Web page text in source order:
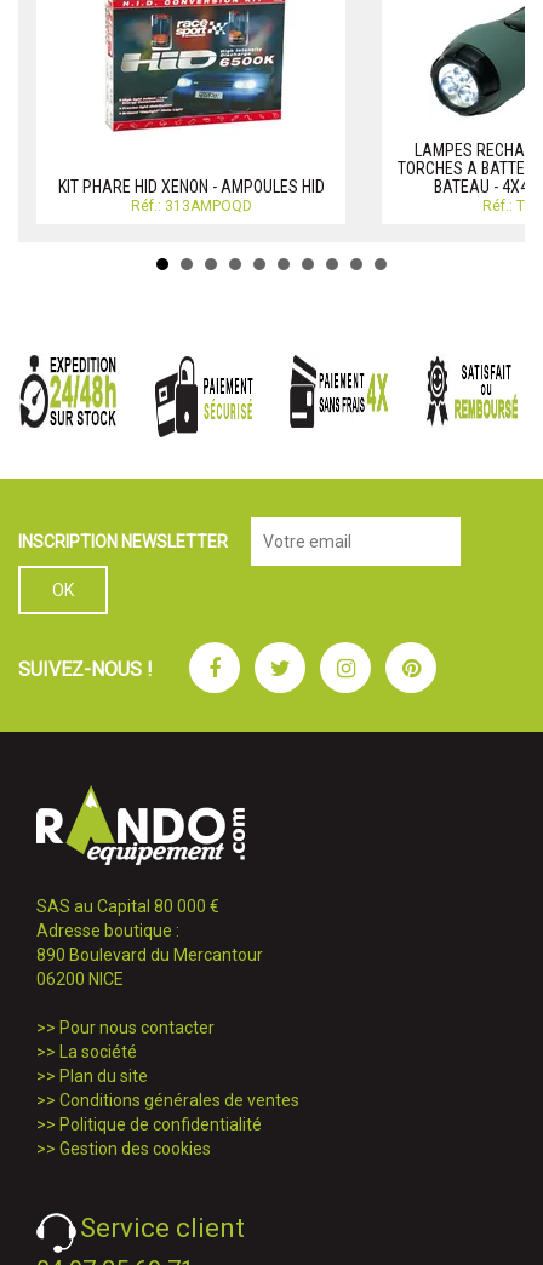
KIT PHARE HID XENON - AMPOULES HID
Réf.: 313AMPOQD
LAMPES
TORCHES A
BATEAU - 4X4 -
Réf.:
INSCRIPTION NEWSLETTER
SUIVEZ-NOUS ! FacebookTwitterInstagramPinterest
SAS au Capital 80 000 €
Adresse boutique :
890 Boulevard du Mercantour
06200 NICE
>> Pour nous contacter
>> La société
>> Plan du site
>> Conditions générales de ventes
>> Politique de confidentialité
>> Gestion des cookies
Service client